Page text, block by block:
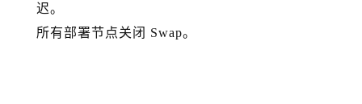
迟。
所有部署节点关闭 Swap。